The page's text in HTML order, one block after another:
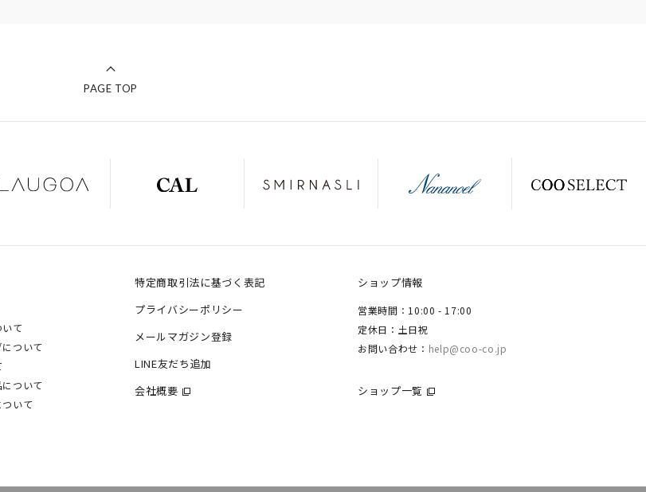
PAGE TOP
て
ついて
ついて
いて
特定商取引法に基づく表記
プライバシーポリシー
メールマガジン登録
LINE友だち追加
会社概要
ショップ情報
営業時間：10:00 - 17:00
定休日：土日祝
お問い合わせ： help@coo-co.jp
ショップ一覧